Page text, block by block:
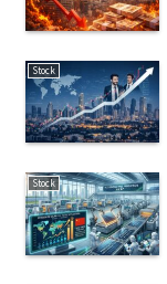
Stock
Stock